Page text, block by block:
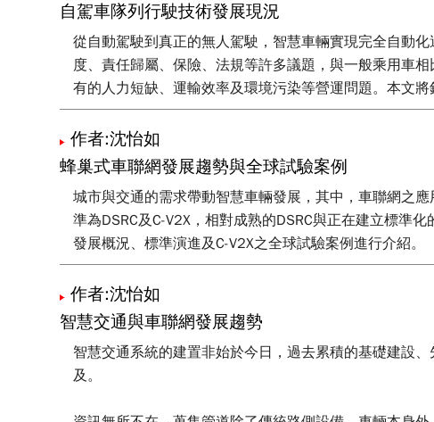
自駕車隊列行駛技術發展現況
從自動駕駛到真正的無人駕駛，智慧車輛實現完全自動
度、責任歸屬、保險、法規等許多議題，與一般乘用車
有的人力短缺、運輸效率及環境污染等營運問題。本文
作者:沈怡如
蜂巢式車聯網發展趨勢與全球試驗案例
城市與交通的需求帶動智慧車輛發展，其中，車聯網之
準為DSRC及C-V2X，相對成熟的DSRC與正在建立標準
發展概況、標準演進及C-V2X之全球試驗案例進行介紹。
作者:沈怡如
智慧交通與車聯網發展趨勢
智慧交通系統的建置非始於今日，過去累積的基礎建設
及。